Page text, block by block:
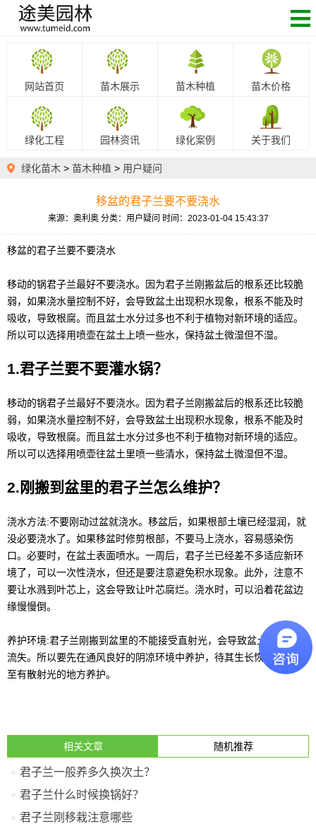
网站首页 苗木展示 苗木种植 苗木价格
绿化工程 园林资讯 绿化案例 关于我们
绿化苗木 > 苗木种植 > 用户疑问
移盆的君子兰要不要浇水
来源：奥利奥 分类：用户疑问 时间：2023-01-04 15:43:37
移盆的君子兰要不要浇水
移动的锅君子兰最好不要浇水。因为君子兰刚搬盆后的根系还比较脆
弱，如果浇水量控制不好，会导致盆土出现积水现象，根系不能及时
吸收，导致根腐。而且盆土水分过多也不利于植物对新环境的适应。
所以可以选择用喷壶在盆土上喷一些水，保持盆土微湿但不湿。
1.君子兰要不要灌水锅？
移动的锅君子兰最好不要浇水。因为君子兰刚搬盆后的根系还比较脆
弱，如果浇水量控制不好，会导致盆土出现积水现象，根系不能及时
吸收，导致根腐。而且盆土水分过多也不利于植物对新环境的适应。
所以可以选择用喷壶往盆土里喷一些清水，保持盆土微湿但不湿。
2.刚搬到盆里的君子兰怎么维护？
浇水方法:不要刚动过盆就浇水。移盆后，如果根部土壤已经湿润，就
没必要浇水了。如果移盆时修剪根部，不要马上浇水，容易感染伤
口。必要时，在盆土表面喷水。一周后，君子兰已经差不多适应新环
境了，可以一次性浇水，但还是要注意避免积水现象。此外，注意不
要让水溅到叶芯上，这会导致让叶芯腐烂。浇水时，可以沿着花盆边
缘慢慢倒。
养护环境:君子兰刚搬到盆里的不能接受直射光，会导致盆土水分快速
流失。所以要先在通风良好的阴凉环境中养护，待其生长恢复后再移
至有散射光的地方养护。
相关文章 随机推荐
君子兰一般养多久换次土？
君子兰什么时候换锅好？
君子兰刚移栽注意哪些